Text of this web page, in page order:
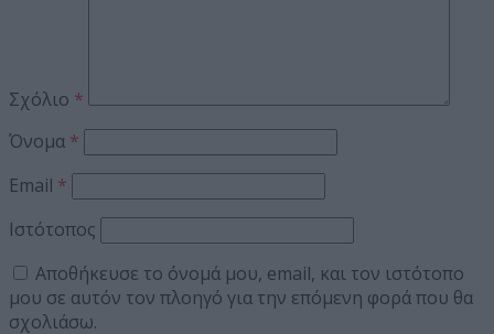
Σχόλιο *
Όνομα *
Email *
Ιστότοπος
Αποθήκευσε το όνομά μου, email, και τον ιστότοπο
μου σε αυτόν τον πλοηγό για την επόμενη φορά που θα
σχολιάσω.